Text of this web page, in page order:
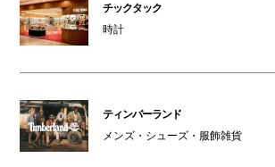
チックタック
時計
ティンバーランド
メンズ・シューズ・服飾雑貨